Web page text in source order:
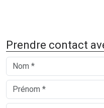
Prendre contact